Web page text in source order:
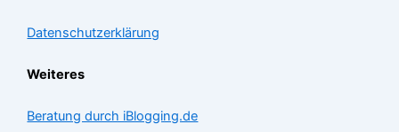
Datenschutzerklärung
Weiteres
Beratung durch iBlogging.de